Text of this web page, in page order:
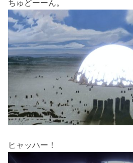
ちゅどーーん。
ヒャッハー！